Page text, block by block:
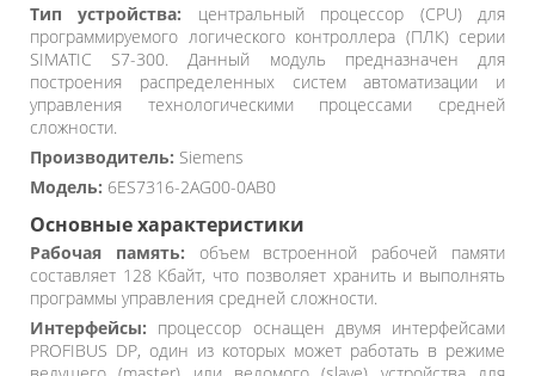
Тип устройства: центральный процессор (CPU) для
программируемого логического контроллера (ПЛК) серии
SIMATIC S7-300. Данный модуль предназначен для
построения распределенных систем автоматизации и
управления технологическими процессами средней
сложности.
Производитель: Siemens
Модель: 6ES7316-2AG00-0AB0
Основные характеристики
Рабочая память: объем встроенной рабочей памяти
составляет 128 Кбайт, что позволяет хранить и выполнять
программы управления средней сложности.
Интерфейсы: процессор оснащен двумя интерфейсами
PROFIBUS DP, один из которых может работать в режиме